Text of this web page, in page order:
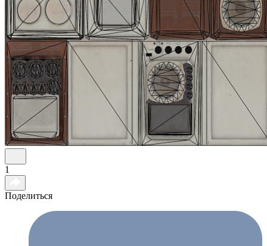
1
Поделиться